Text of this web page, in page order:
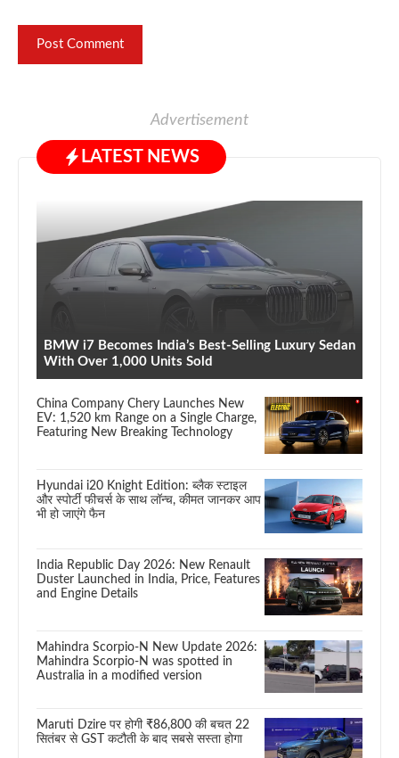
Advertisement
LATEST NEWS
BMW i7 Becomes India’s Best-Selling Luxury Sedan
With Over 1,000 Units Sold
China Company Chery Launches New
EV: 1,520 km Range on a Single Charge,
Featuring New Breaking Technology
Hyundai i20 Knight Edition: ब्लैक स्टाइल
और स्पोर्टी फीचर्स के साथ लॉन्च, कीमत जानकर आप
भी हो जाएंगे फैन
India Republic Day 2026: New Renault
Duster Launched in India, Price, Features
and Engine Details
Mahindra Scorpio-N New Update 2026:
Mahindra Scorpio-N was spotted in
Australia in a modified version
Maruti Dzire पर होगी ₹86,800 की बचत 22
सितंबर से GST कटौती के बाद सबसे सस्ता होगा